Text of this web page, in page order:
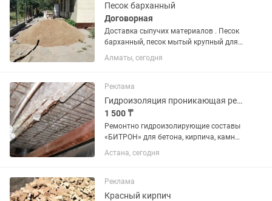
Песок барханный
Договорная
Доставка сыпучих материалов . Песок
барханный, песок мытый крупный для
стяжки, песок мелкий для штукатурки ,
песок для кладки кирпича
Алматы, сегодня
Реклама
Гидроизоляция проникающая ремонтно-восстановительная на цементной основе
1 500 ₸
Ремонтно гидроизолирующие составы
«БИТРОН» для бетона, кирпича, камня
Производимая серия ремонтно-
гидроизолирующих составов
бетона, кирпича, камня включает
большое...
Астана, сегодня
Реклама
Красный кирпич